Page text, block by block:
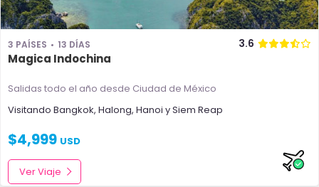
3 PAÍSES 13 DÍAS 3.6
Magica Indochina
Salidas todo el año desde Ciudad de México
Visitando Bangkok, Halong, Hanoi ySiem Reap
$4,999 USD
Ver Viaje